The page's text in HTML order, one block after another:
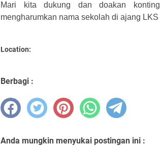
Mari kita dukung dan doakan
mengharumkan nama sekolah di ajang
Location:
Berbagi :
Anda mungkin menyukai postingan ini :